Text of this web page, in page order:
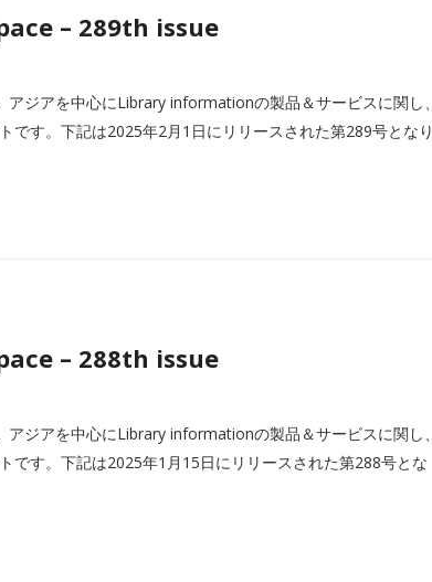
– 289th issue
アジアを中心にLibrary informationの製品＆サービスに関し、
です。下記は2025年2月1日にリリースされた第289号となり
– 288th issue
アジアを中心にLibrary informationの製品＆サービスに関し、
です。下記は2025年1月15日にリリースされた第288号とな